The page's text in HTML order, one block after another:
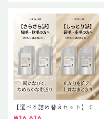
【選べる詰め替えセット】ミ
ルボン 新ブランド「suwae